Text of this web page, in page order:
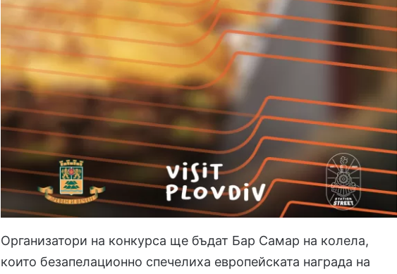
Организатори на конкурса ще бъдат Бар Самар на колела,
които безапелационно спечелиха европейската награда на